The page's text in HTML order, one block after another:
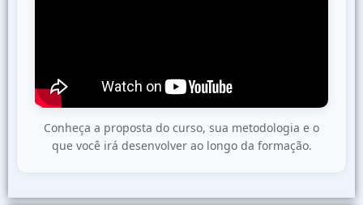
Conheça a proposta do curso, sua metodologia e o
que você irá desenvolver ao longo da formação.